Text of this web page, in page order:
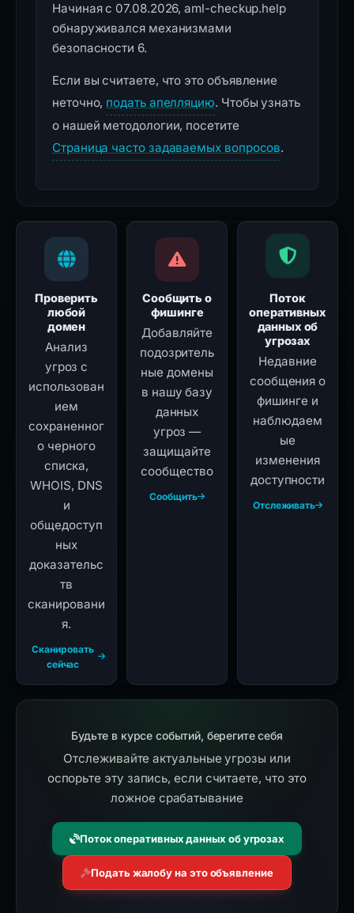
Начиная с 07.08.2026, aml-checkup.help
обнаруживался механизмами
безопасности 6.
Если вы считаете, что это объявление
неточно, подать апелляцию. Чтобы узнать
о нашей методологии, посетите
Страница часто задаваемых вопросов.
Проверить
любой
домен
Анализ
угроз с
использован
ием
сохраненног
о черного
списка,
WHOIS, DNS
и
общедоступ
ных
доказательс
тв
сканировани
я.
Сканировать
сейчас
Сообщить о
фишинге
Добавляйте
подозритель
ные домены
в нашу базу
данных
угроз —
защищайте
сообщество
Сообщить
Поток
оперативных
данных об
угрозах
Недавние
сообщения о
фишинге и
наблюдаем
ые
изменения
доступности
Отслеживать
Будьте в курсе событий, берегите себя
Отслеживайте актуальные угрозы или
оспорьте эту запись, если считаете, что это
ложное срабатывание
Поток оперативных данных об угрозах
Подать жалобу на это объявление